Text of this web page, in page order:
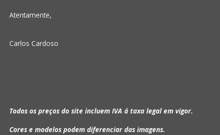
Atentamente,
Carlos Cardoso
Todos os preços do site incluem IVA á taxa legal em vigor.
Cores e modelos podem diferenciar das imagens.